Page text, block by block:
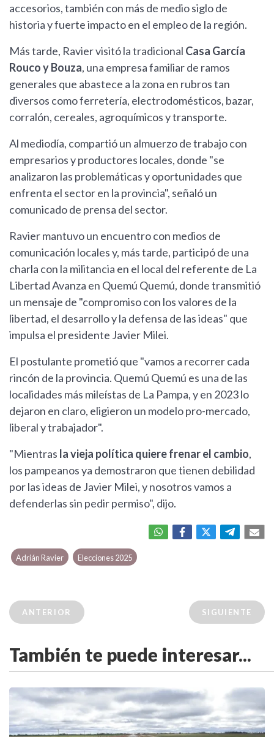
accesorios, también con más de medio siglo de
historia y fuerte impacto en el empleo de la región.
Más tarde, Ravier visitó la tradicional Casa García
Rouco y Bouza, una empresa familiar de ramos
generales que abastece a la zona en rubros tan
diversos como ferretería, electrodomésticos, bazar,
corralón, cereales, agroquímicos y transporte.
Al mediodía, compartió un almuerzo de trabajo con
empresarios y productores locales, donde "se
analizaron las problemáticas y oportunidades que
enfrenta el sector en la provincia", señaló un
comunicado de prensa del sector.
Ravier mantuvo un encuentro con medios de
comunicación locales y, más tarde, participó de una
charla con la militancia en el local del referente de La
Libertad Avanza en Quemú Quemú, donde transmitió
un mensaje de "compromiso con los valores de la
libertad, el desarrollo y la defensa de las ideas" que
impulsa el presidente Javier Milei.
El postulante prometió que "vamos a recorrer cada
rincón de la provincia. Quemú Quemú es una de las
localidades más mileístas de La Pampa, y en 2023 lo
dejaron en claro, eligieron un modelo pro-mercado,
liberal y trabajador".
"Mientras la vieja política quiere frenar el cambio,
los pampeanos ya demostraron que tienen debilidad
por las ideas de Javier Milei, y nosotros vamos a
defenderlas sin pedir permiso", dijo.
Adrián Ravier Elecciones 2025
ANTERIOR SIGUIENTE
También te puede interesar...